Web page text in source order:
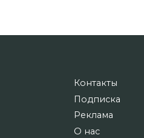
Контакты
Подписка
Реклама
О нас